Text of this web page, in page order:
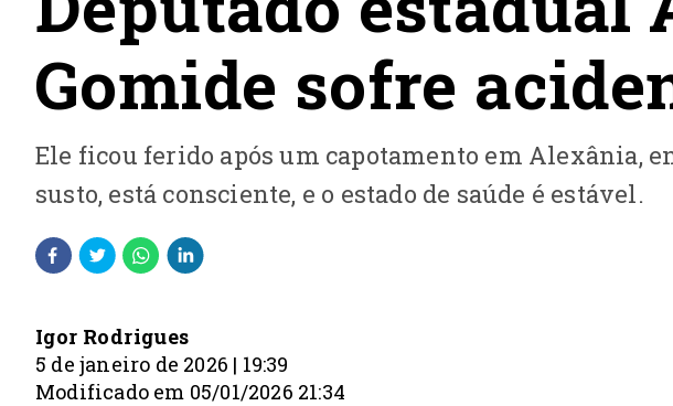
Gomide sofre
Ele ficou ferido após um capotamento em Alexânia,
susto, está consciente, e o estado de saúde é estável.
Igor Rodrigues
5 de janeiro de 2026 | 19:39
Modificado em 05/01/2026 21:34